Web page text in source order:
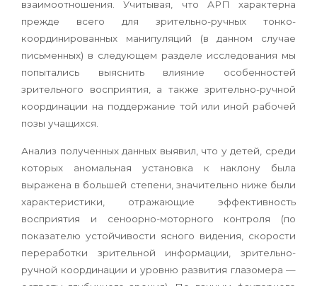
взаимоотношения. Учитывая, что АРП характерна
прежде всего для зрительно-ручных тонко-
координированных манипуляций (в данном случае
письменных) в следующем разделе исследования мы
попытались выяснить влияние особенностей
зрительного восприятия, а также зрительно-ручной
координации на поддержание той или иной рабочей
позы учащихся.
Анализ полученных данных выявил, что у детей, среди
которых аномальная установка к наклону была
выражена в большей степени, значительно ниже были
характеристики, отражающие эффективность
восприятия и сеноорно-моторного контроля (по
показателю устойчивости ясного видения, скорости
переработки зрительной информации, зрительно-
ручной координации и уровню развития глазомера —